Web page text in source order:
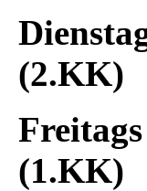
(2.KK)
Freitags
(1.KK)